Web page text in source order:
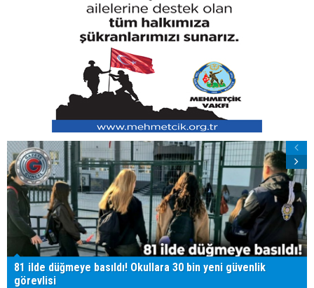
81 ilde düğmeye basıldı! Okullara 30 bin yeni güvenlik
görevlisi